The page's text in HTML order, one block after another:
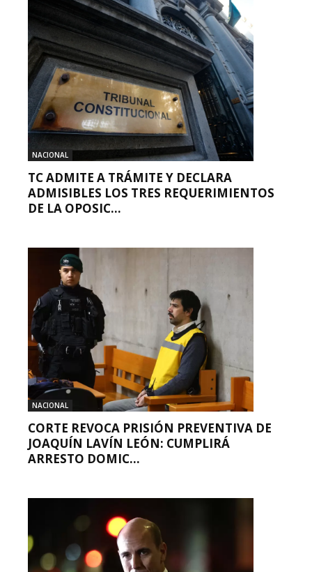
NACIONAL
TC ADMITE A TRÁMITE Y DECLARA
ADMISIBLES LOS TRES REQUERIMIENTOS
DE LA OPOSIC...
NACIONAL
CORTE REVOCA PRISIÓN PREVENTIVA DE
JOAQUÍN LAVÍN LEÓN: CUMPLIRÁ
ARRESTO DOMIC...